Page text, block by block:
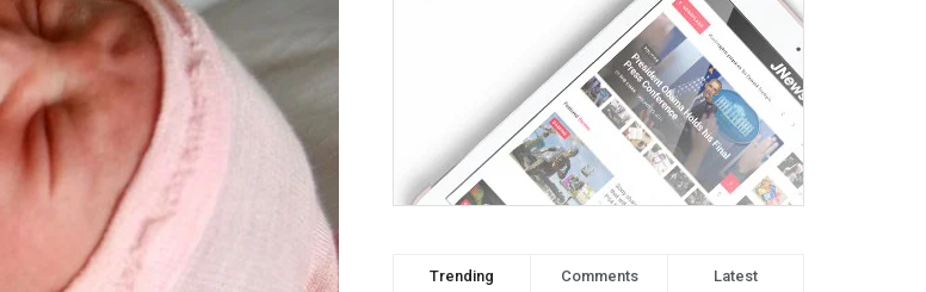
Trending Comments Latest